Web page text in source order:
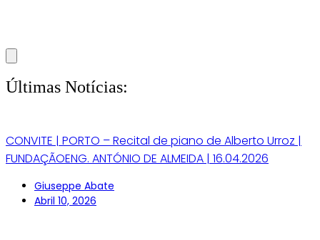
Últimas Notícias:
CONVITE | PORTO – Recital de piano de Alberto Urroz |
FUNDAÇÃOENG. ANTÓNIO DE ALMEIDA | 16.04.2026
Giuseppe Abate
Abril 10, 2026